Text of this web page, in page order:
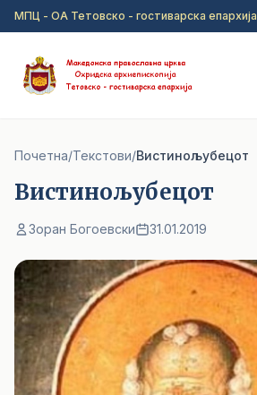
Прејди на главна содржина
МПЦ - ОА Тетовско - гостиварска епархија
Почетна/Текстови/Вистинољубецот
Вистинољубецот
Зоран Богоевски 31.01.2019